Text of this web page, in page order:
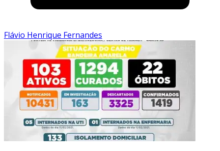
Flávio Henrique Fernandes